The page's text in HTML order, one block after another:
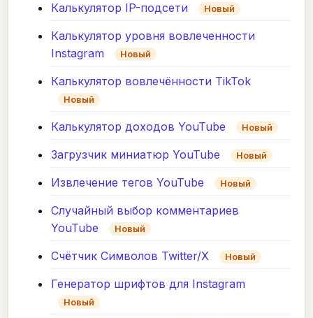
Калькулятор IP-подсети
Новый
Калькулятор уровня вовлеченности
Instagram
Новый
Калькулятор вовлечённости TikTok
Новый
Калькулятор доходов YouTube Новый
Загрузчик миниатюр YouTube Новый
Извлечение тегов YouTube Новый
Случайный выбор комментариев
YouTube
Новый
Счётчик Символов Twitter/X Новый
Генератор шрифтов для Instagram
Новый